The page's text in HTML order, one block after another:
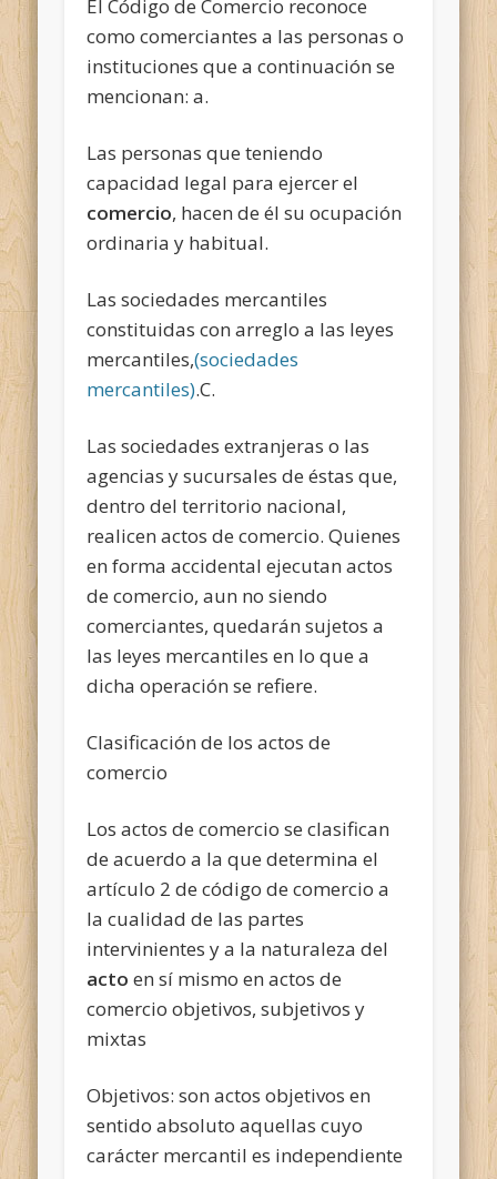
El Código de Comercio reconoce
como comerciantes a las personas o
instituciones que a continuación se
mencionan: a.
Las personas que teniendo
capacidad legal para ejercer el
comercio, hacen de él su ocupación
ordinaria y habitual.
Las sociedades mercantiles
constituidas con arreglo a las leyes
mercantiles,(sociedades
mercantiles).C.
Las sociedades extranjeras o las
agencias y sucursales de éstas que,
dentro del territorio nacional,
realicen actos de comercio. Quienes
en forma accidental ejecutan actos
de comercio, aun no siendo
comerciantes, quedarán sujetos a
las leyes mercantiles en lo que a
dicha operación se refiere.
Clasificación de los actos de
comercio
Los actos de comercio se clasifican
de acuerdo a la que determina el
artículo 2 de código de comercio a
la cualidad de las partes
intervinientes y a la naturaleza del
acto en sí mismo en actos de
comercio objetivos, subjetivos y
mixtas
Objetivos: son actos objetivos en
sentido absoluto aquellas cuyo
carácter mercantil es independiente